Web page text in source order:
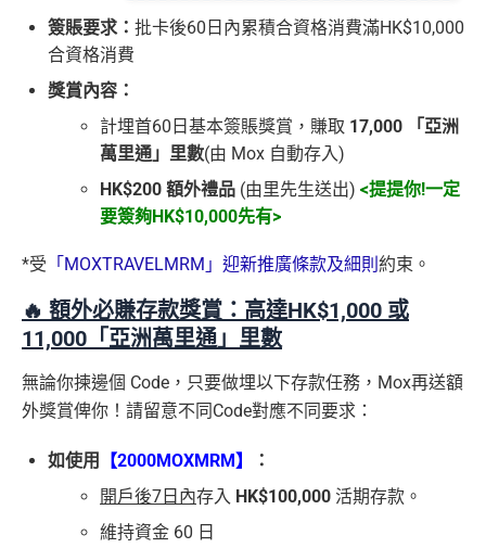
簽賬要求： 批卡後60日內累積合資格消費滿HK$10,000
合資格消費
獎賞內容：
計埋首60日基本簽賬獎賞，賺取 17,000 「亞洲
萬里通」里數(由 Mox 自動存入)
HK$200 額外禮品 (由里先生送出) <提提你!一定
要簽夠HK$10,000先有>
*受 「MOXTRAVELMRM」迎新推廣條款及細則 約束。
🔥 額外必賺存款獎賞：高達HK$1,000 或
11,000「亞洲萬里通」里數
無論你揀邊個 Code，只要做埋以下存款任務，Mox再送額
外獎賞俾你！請留意不同Code對應不同要求：
如使用 【2000MOXMRM】
：
開戶後7日內存入 HK$100,000 活期存款。
維持資金 60 日